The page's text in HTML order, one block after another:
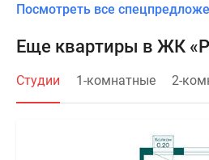
Посмотреть все
Еще квартиры в ЖК
Студии 1-комнатные 2-